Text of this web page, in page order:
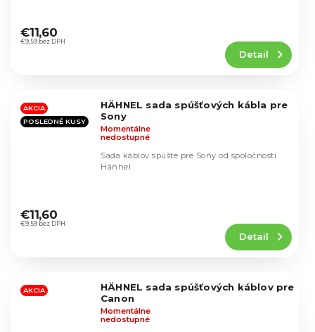
hodnotenie
produktu
hviezdičiek.
€9,59 bez DPH
€11,60
Detail
AKCIA
POSLEDNÉ KUSY
HÄHNEL sada spúšťových kábla pre
Sony
hodnotenie
produktu
hviezdičiek.
Momentálne
nedostupné
€9,59 bez DPH
€11,60
Detail
Sada káblov spúšte pre Sony od spoločnosti
Hänhel.
AKCIA
HÄHNEL sada spúšťových káblov pre
Canon
Momentálne
nedostupné